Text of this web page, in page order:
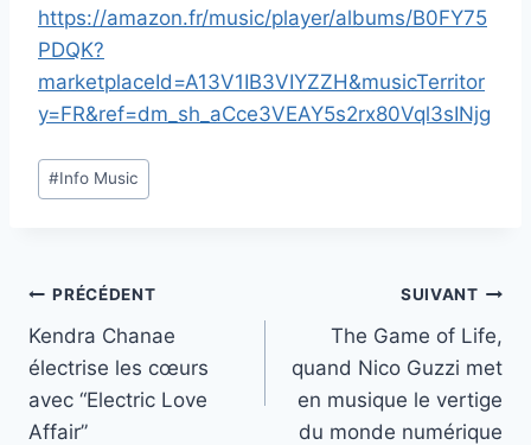
https://amazon.fr/music/player/albums/B0FY75
PDQK?
marketplaceId=A13V1IB3VIYZZH&musicTerritor
y=FR&ref=dm_sh_aCce3VEAY5s2rx80Vql3sINjg
Étiquettes
de
#Info Music
Navigation
de
l’article
PRÉCÉDENT
Kendra Chanae
électrise les cœurs
avec “Electric Love
Affair”
SUIVANT
The Game of Life,
quand Nico Guzzi met
en musique le vertige
du monde numérique